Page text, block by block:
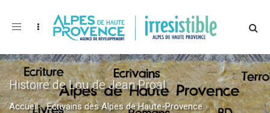
Toggle
Histoire de Lou de Jean Proal
Accueil»Ecrivains des Alpes de Haute-Provence»